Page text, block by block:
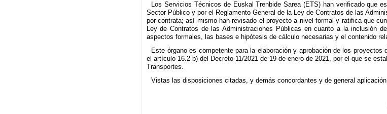
Los Servicios Técnicos de Euskal Trenbide Sarea (ETS) han verificado que
Sector Público y por el Reglamento General de la Ley de Contratos de las
por contrata; así mismo han revisado el proyecto a nivel formal y ratifica que
Ley de Contratos de las Administraciones Públicas en cuanto a la inclusión
aspectos formales, las bases e hipótesis de cálculo necesarias y el contenido
Este órgano es competente para la elaboración y aprobación de los
el artículo 16.2 b) del Decreto 11/2021 de 19 de enero de 2021, por el que se
Transportes.
Vistas las disposiciones citadas, y demás concordantes y de general